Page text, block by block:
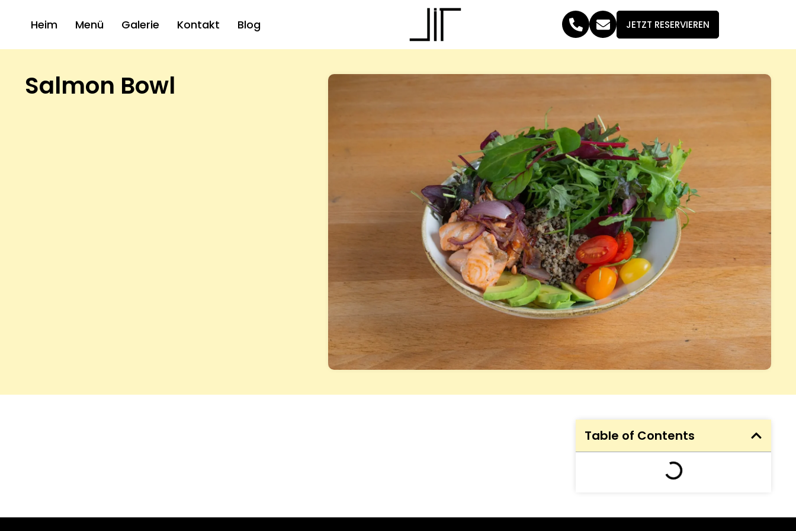
Heim Menü Galerie Kontakt Blog JETZT RESERVIEREN
Salmon Bowl
Table of Contents